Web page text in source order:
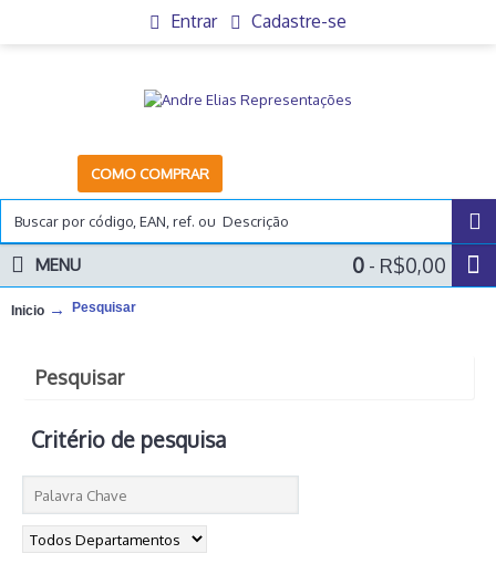
Entrar Cadastre-se
COMO COMPRAR
0 - R$0,00
MENU
Inicio Pesquisar
Pesquisar
Critério de pesquisa